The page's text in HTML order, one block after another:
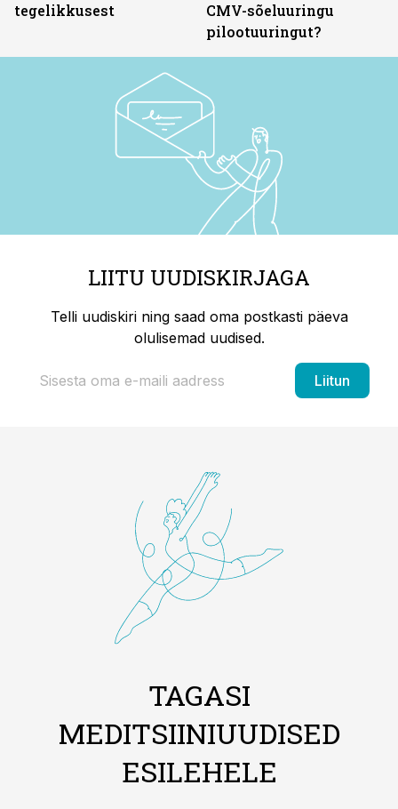
tegelikkusest
CMV-sõeluuringu
pilootuuringut?
LIITU UUDISKIRJAGA
Telli uudiskiri ning saad oma postkasti päeva
olulisemad uudised.
Liitun
TAGASI
MEDITSIINIUUDISED
ESILEHELE